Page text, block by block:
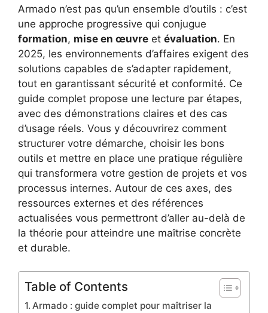
Armado n’est pas qu’un ensemble d’outils : c’est
une approche progressive qui conjugue
formation, mise en œuvre et évaluation. En
2025, les environnements d’affaires exigent des
solutions capables de s’adapter rapidement,
tout en garantissant sécurité et conformité. Ce
guide complet propose une lecture par étapes,
avec des démonstrations claires et des cas
d’usage réels. Vous y découvrirez comment
structurer votre démarche, choisir les bons
outils et mettre en place une pratique régulière
qui transformera votre gestion de projets et vos
processus internes. Autour de ces axes, des
ressources externes et des références
actualisées vous permettront d’aller au-delà de
la théorie pour atteindre une maîtrise concrète
et durable.
Table of Contents
Armado : guide complet pour maîtriser la